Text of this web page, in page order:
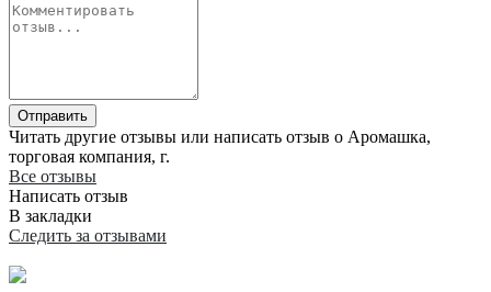
Отправить
Читать другие отзывы или написать отзыв о Аромашка,
торговая компания, г.
Все отзывы
Написать отзыв
В закладки
Следить за отзывами